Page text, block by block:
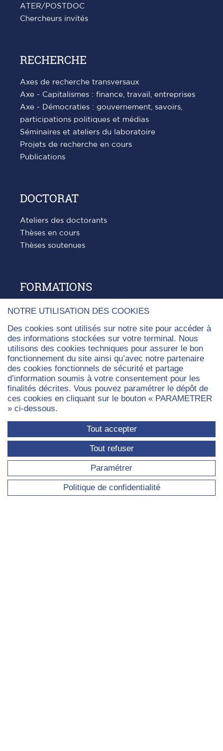
NOTRE UTILISATION DES COOKIES
Des cookies sont utilisés sur notre site pour accéder à
des informations stockées sur votre terminal. Nous
utilisons des cookies techniques pour assurer le bon
fonctionnement du site ainsi qu’avec notre partenaire
des cookies fonctionnels de sécurité et partage
d’information soumis à votre consentement pour les
finalités décrites. Vous pouvez paramétrer le dépôt de
ces cookies en cliquant sur le bouton « PARAMETRER
» ci-dessous.
Tout accepter
Tout refuser
Paramétrer
Politique de confidentialité
ATER/POSTDOC
Chercheurs invités
RECHERCHE
Axes de recherche transversaux
Axe - Capitalismes : finance, travail, entreprises
Axe - Démocraties : gouvernement, savoirs,
participations politiques et médias
Séminaires et ateliers du laboratoire
Projets de recherche en cours
Publications
DOCTORAT
Ateliers des doctorants
Thèses en cours
Thèses soutenues
FORMATIONS
ACTUALITÉS
Toute l'actualité
Événements
Prix et distinctions
Parutions
Dauphine
sur
Facebook
Paris
Dauphine
sur
Bluesky
Paris
Dauphine
sur
LinkedIn
Paris
Dauphine
sur
Instagram
sur
Paris
sur